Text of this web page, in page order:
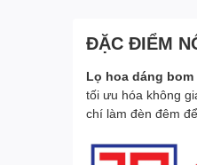
ĐẶC ĐIỂM
Lọ hoa dáng
tối ưu hóa không
chí làm đèn đêm